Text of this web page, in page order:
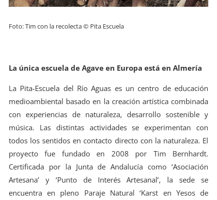
Foto: Tim con la recolecta © Pita Escuela
La única escuela de Agave en Europa está en Almería
La Pita-Escuela del Río Aguas es un centro de educación
medioambiental basado en la creación artística combinada
con experiencias de naturaleza, desarrollo sostenible y
música. Las distintas actividades se experimentan con
todos los sentidos en contacto directo con la naturaleza. El
proyecto fue fundado en 2008 por Tim Bernhardt.
Certificada por la Junta de Andalucía como ‘Asociación
Artesana’ y ‘Punto de Interés Artesanal’, la sede se
encuentra en pleno Paraje Natural ‘Karst en Yesos de